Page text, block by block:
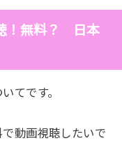
！無料？ 日本
てです。
動画視聴したいで